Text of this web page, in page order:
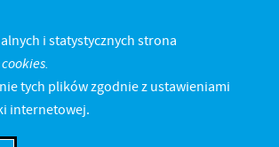
i statystycznych strona
cookies.
tych plików zgodnie z ustawieniami
internetowej.